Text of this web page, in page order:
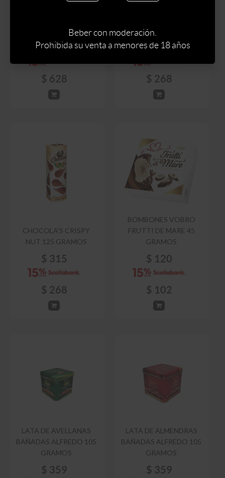
ALFREDO 180 GRAMOS
$ 739
$ 628
MINT 125 GRAMOS
$315
$ 268
CHOCOLA'S CRISPY
NUT 125 GRAMOS
$ 315
$ 268
BOMBONES VOBRO
FRUTTI DE MARE 45
GRAMOS
$ 120
$ 102
LATA DE AVELLANAS
BAÑADAS ALFREDO 105
GRAMOS
$ 359
LATA DE ALMENDRAS
BAÑADAS ALFREDO 105
GRAMOS
$ 359
Beber con moderación.
Prohibida su venta a menores de 18 años